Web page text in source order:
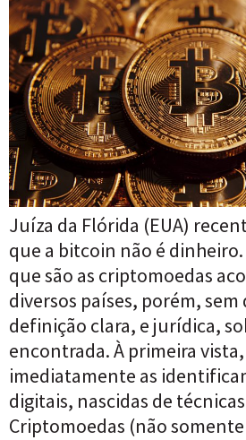
Juíza da Flórida (EUA)
que a bitcoin não é
que são as criptomoedas
diversos países, porém, sem
definição clara, e jurídica,
encontrada. À primeira
imediatamente as
digitais, nascidas de
Criptomoedas (não